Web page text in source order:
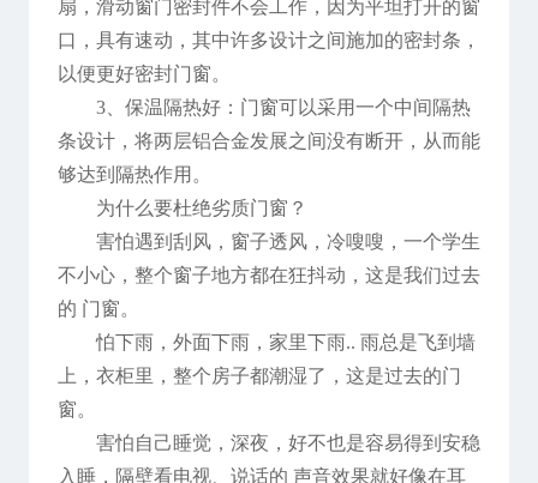
扇，滑动窗门密封件不会工作，因为平坦打开的窗
口，具有速动，其中许多设计之间施加的密封条，
以便更好密封门窗。
3、保温隔热好：门窗可以采用一个中间隔热
条设计，将两层铝合金发展之间没有断开，从而能
够达到隔热作用。
为什么要杜绝劣质门窗？
害怕遇到刮风，窗子透风，冷嗖嗖，一个学生
不小心，整个窗子地方都在狂抖动，这是我们过去
的 门窗。
怕下雨，外面下雨，家里下雨.. 雨总是飞到墙
上，衣柜里，整个房子都潮湿了，这是过去的门
窗。
害怕自己睡觉，深夜，好不也是容易得到安稳
入睡，隔壁看电视、说话的 声音效果就好像在耳